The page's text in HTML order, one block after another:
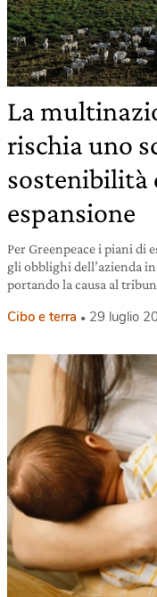
La
rischia uno
sostenibilità
espansione
Per Greenpeace i piani di
gli obblighi dell’azienda
portando la causa al
Cibo e terra 29 luglio